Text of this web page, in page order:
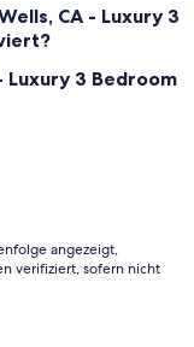
CA - Luxury 3
Luxury 3 Bedroom
angezeigt,
verifiziert, sofern nicht